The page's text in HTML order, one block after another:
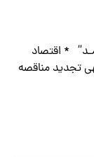
* اقتصاد
تجديد مناقصه